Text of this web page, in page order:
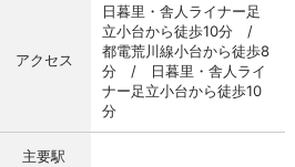
アクセス
日暮里・舎人ライナー足
立小台から徒歩10分 /
都電荒川線小台から徒歩8
分 / 日暮里・舎人ライ
ナー足立小台から徒歩10
分
主要駅